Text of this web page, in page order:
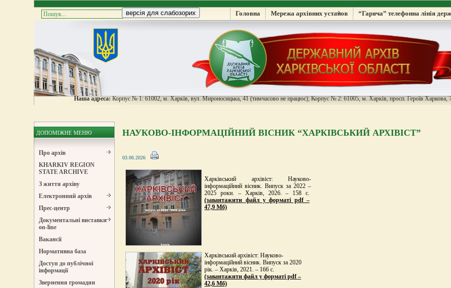
Головна Мережа архівних установ “Гаряча” телефонна лінія
Наша адреса:Корпус № 1: 61002, м. Харків, вул. Мироносицька, 41 (тимчасово не працює); Корпус № 2: 61005, м. Харків, просп. Героїв Харкова,
ДОПОМІЖНЕ МЕНЮ
Про архів
KHARKIV REGION
STATE ARCHIVE
З життя архіву
Електронний архів
Прес-центр
Документальні виставки
on-line
Вакансії
Нормативна база
Доступ до публічної
інформації
Звернення громадян
НАУКОВО-ІНФОРМАЦІЙНИЙ ВІСНИК “ХАРКІВСЬКИЙ АРХІВІСТ”
03.06.2026
Харківський архівіст: Науково-
інформаційний вісник. Випуск за 2022 –
2025 роки. – Харків, 2026. – 158 с.
(завантажити файл у форматі pdf –
47,9 Мб)
Харківський архівіст: Науково-
інформаційний вісник. Випуск за 2020
рік. – Харків, 2021. – 166 с.
(завантажити файл у форматі pdf –
42,6 Мб)